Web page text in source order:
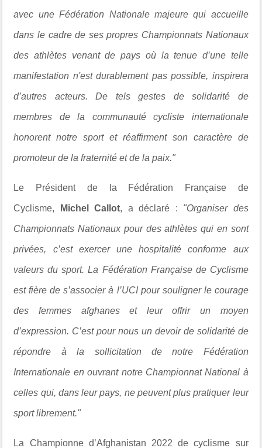
avec une Fédération Nationale majeure qui accueille
dans le cadre de ses propres Championnats Nationaux
des athlètes venant de pays où la tenue d’une telle
manifestation n'est durablement pas possible, inspirera
d’autres acteurs. De tels gestes de solidarité de
membres de la communauté cycliste internationale
honorent notre sport et réaffirment son caractère de
promoteur de la fraternité et de la paix."
Le Président de la Fédération Française de
Cyclisme, Michel Callot, a déclaré : "Organiser des
Championnats Nationaux pour des athlètes qui en sont
privées, c’est exercer une hospitalité conforme aux
valeurs du sport. La Fédération Française de Cyclisme
est fière de s’associer à l’UCI pour souligner le courage
des femmes afghanes et leur offrir un moyen
d’expression. C’est pour nous un devoir de solidarité de
répondre à la sollicitation de notre Fédération
Internationale en ouvrant notre Championnat National à
celles qui, dans leur pays, ne peuvent plus pratiquer leur
sport librement."
La Championne d’Afghanistan 2022 de cyclisme sur